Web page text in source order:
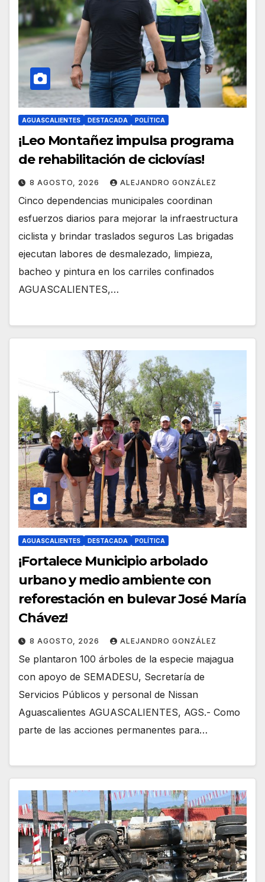
AGUASCALIENTES DESTACADA POLÍTICA
¡Leo Montañez impulsa programa
de rehabilitación de ciclovías!
8 AGOSTO, 2026 ALEJANDRO GONZÁLEZ
Cinco dependencias municipales coordinan
esfuerzos diarios para mejorar la infraestructura
ciclista y brindar traslados seguros Las brigadas
ejecutan labores de desmalezado, limpieza,
bacheo y pintura en los carriles confinados
AGUASCALIENTES,…
AGUASCALIENTES DESTACADA POLÍTICA
¡Fortalece Municipio arbolado
urbano y medio ambiente con
reforestación en bulevar José María
Chávez!
8 AGOSTO, 2026 ALEJANDRO GONZÁLEZ
Se plantaron 100 árboles de la especie majagua
con apoyo de SEMADESU, Secretaría de
Servicios Públicos y personal de Nissan
Aguascalientes AGUASCALIENTES, AGS.- Como
parte de las acciones permanentes para…